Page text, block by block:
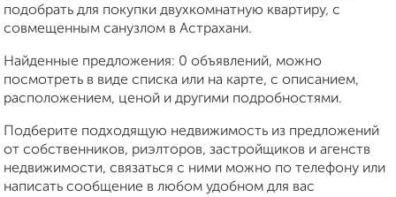
подобрать для покупки двухкомнатную квартиру, с
совмещенным санузлом в Астрахани.
Найденные предложения: 0 объявлений, можно
посмотреть в виде списка или на карте, с описанием,
расположением, ценой и другими подробностями.
Подберите подходящую недвижимость из предложений
от собственников, риэлторов, застройщиков и агенств
недвижимости, связаться с ними можно по телефону или
написать сообщение в любом удобном для вас